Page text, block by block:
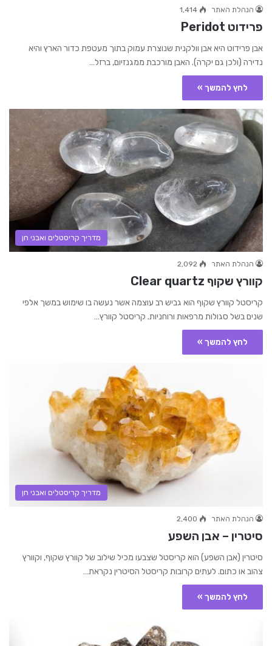
הנהלת האתר 1,414
פרידוט Peridot
אבן פרידוט היא אבן וולקנית שנוצרת עמוק בתוך מעטפת כדור הארץ והיא
נדירה (ולכן גם יקרה). האבן מורכבת ממגנזיום, ברזל…
לחץ להמשך »
מדריך קריסטלים ואבני חן
הנהלת האתר 2,092
קוורץ שקוף Clear quartz
קריסטל קוורץ שקוף הוא גביש רב עוצמה אשר נעשה בו שימוש במשך אלפי
שנים בשל סגולות מרפאות ורוחניות. קריסטל קוורץ…
לחץ להמשך »
מדריך קריסטלים ואבני חן
הנהלת האתר 2,400
סיטרין – אבן השפע
סיטרין (אבן השפע) הוא קריסטל שצבעו מכיל שילוב של קוורץ שקוף, וקוורץ
צהוב או כתום. לעתים קרובות קריסטל הסיטרין נקראת…
לחץ להמשך »